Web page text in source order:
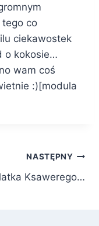
tego co
ciekawostek
o kokosie…
wam coś
:)[modula
NASTĘPNY
Ksawerego…